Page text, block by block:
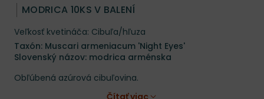
MODRICA 10KS V BALENÍ
Veľkosť kvetináča: Cibuľa/hľuza
Taxón: Muscari armeniacum 'Night Eyes'
Slovenský názov: modrica arménska
Obľúbená azúrová cibuľovina.
Čítať viac